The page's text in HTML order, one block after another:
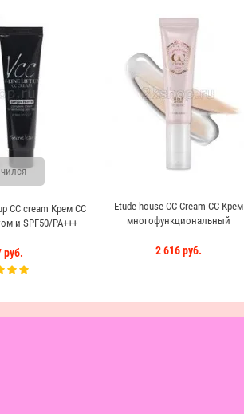
CC cream Крем СС
и SPF50/PA+++
руб.
Etude house CC Cream СС Крем
многофункциональный
2 616 руб.